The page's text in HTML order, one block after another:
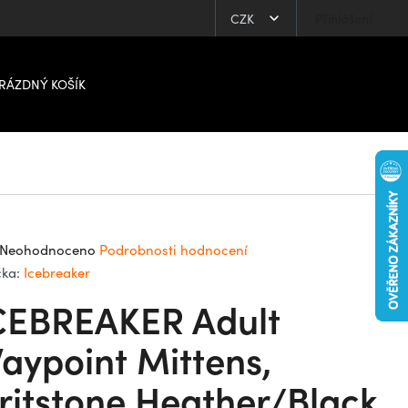
CZK
KOŠÍK
Adult
Mittens,
Neohodnoceno Podrobnosti hodnocení
Icebreaker